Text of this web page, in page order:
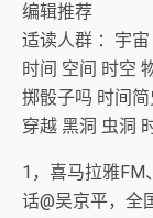
编辑推荐
适读人群 ：宇
时间 空间 时空
掷骰子吗 时间
穿越 黑洞 虫洞
1，喜马拉雅
话@吴京平，全